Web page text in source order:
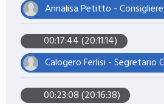
Annalisa Petitto - Consigliere
00:17:44 (20:11:14)
Calogero Ferlisi - Segretario
00:23:08 (20:16:38)